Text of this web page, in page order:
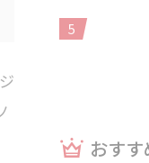
5
おす